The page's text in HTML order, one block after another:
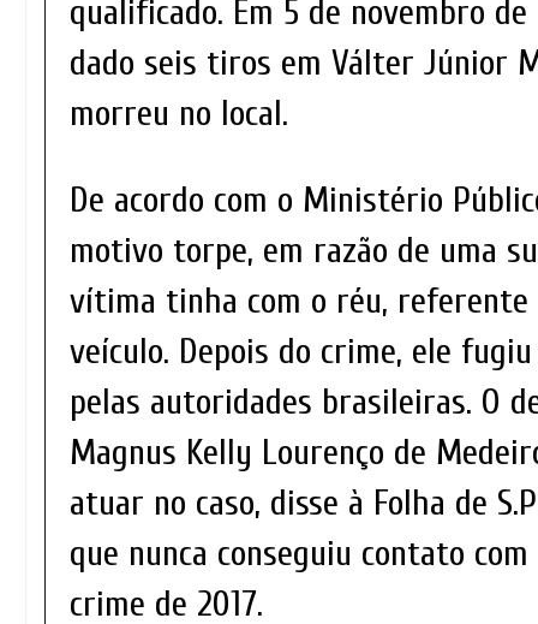
qualificado. Em 5 de novembro
dado seis tiros em Válter Júnior
morreu no local.
De acordo com o Ministério
motivo torpe, em razão de uma
vítima tinha com o réu, referente
veículo. Depois do crime, ele
pelas autoridades brasileiras. O
Magnus Kelly Lourenço de
atuar no caso, disse à Folha de
que nunca conseguiu contato
crime de 2017.